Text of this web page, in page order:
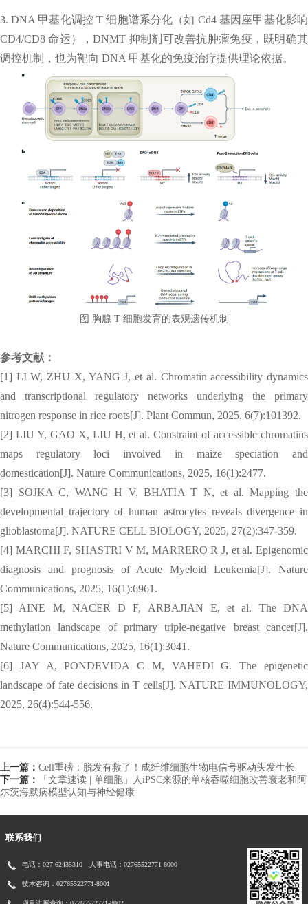
3. DNA 甲基化调控 T 细胞谱系分化（如 Cd4 基因座甲基化影响
CD4/CD8 命运），DNMT 抑制剂可改善抗肿瘤免疫，既明确其
调控机制，也为靶向 DNA 甲基化的免疫治疗提供理论依据。
图 胸腺 T 细胞发育的表观遗传机制
参考文献：
[1] LI W, ZHU X, YANG J, et al. Chromatin accessibility dynamics
and transcriptional regulatory networks underlying the primary
nitrogen response in rice roots[J]. Plant Commun, 2025, 6(7):101392.
[2] LIU Y, GAO X, LIU H, et al. Constraint of accessible chromatins
maps regulatory loci involved in maize speciation and
domestication[J]. Nature Communications, 2025, 16(1):2477.
[3] SOJKA C, WANG H V, BHATIA T N, et al. Mapping the
developmental trajectory of human astrocytes reveals divergence in
glioblastoma[J]. NATURE CELL BIOLOGY, 2025, 27(2):347-359.
[4] MARCHI F, SHASTRI V M, MARRERO R J, et al. Epigenomic
diagnosis and prognosis of Acute Myeloid Leukemia[J]. Nature
Communications, 2025, 16(1):6961.
[5] AINE M, NACER D F, ARBAJIAN E, et al. The DNA
methylation landscape of primary triple-negative breast cancer[J].
Nature Communications, 2025, 16(1):3041.
[6] JAY A, PONDEVIDA C M, VAHEDI G. The epigenetic
landscape of fate decisions in T cells[J]. NATURE IMMUNOLOGY,
2025, 26(4):544-556.
上一篇： Cell重磅：脱发有救了！成纤维细胞生物电信号驱动头发生长
下一篇：
「文章速读 | 单细胞」人iPSC来源的单核吞噬细胞改善衰老和阿
尔茨海默病模型认知与神经健康
联系我们
电话：027-62435310 人事电话：02765522771-8000
技术咨询：02765522771-8001